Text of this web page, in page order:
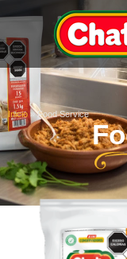
Inicio »Food Service